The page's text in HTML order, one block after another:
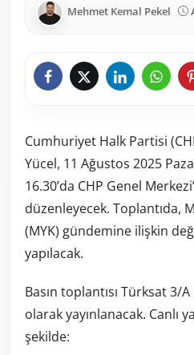
Mehmet Kemal Pekel
Cumhuriyet Halk Partisi
Yücel, 11 Ağustos 2025
16.30’da CHP Genel
düzenleyecek. Toplantıda,
(MYK) gündemine ilişkin
yapılacak.
Basın toplantısı Türksat 3/
olarak yayınlanacak. Canlı
şekilde: